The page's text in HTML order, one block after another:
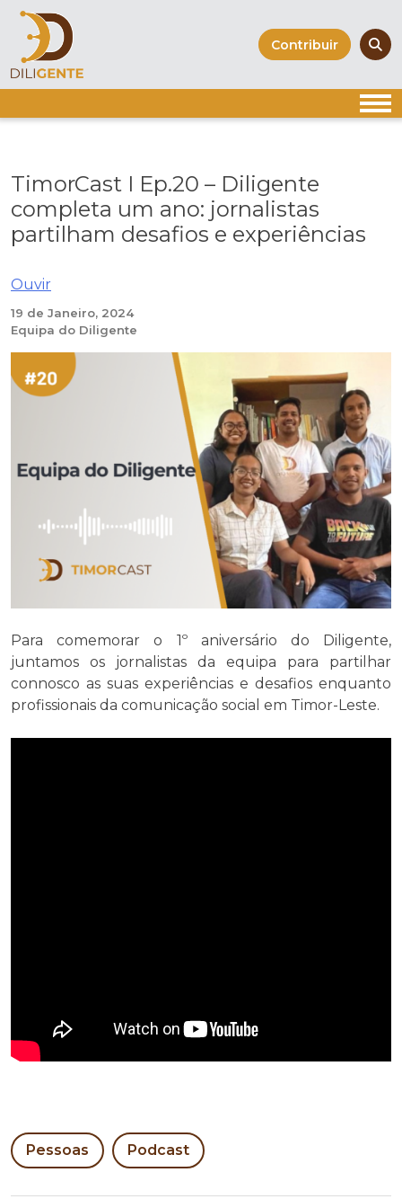
Skip
content
Contribuir
TimorCast I Ep.20 – Diligente
completa um ano: jornalistas
partilham desafios e experiências
Ouvir
19 de Janeiro, 2024
Equipa do Diligente
Para comemorar o 1º aniversário do Diligente,
juntamos os jornalistas da equipa para partilhar
connosco as suas experiências e desafios enquanto
profissionais da comunicação social em Timor-Leste.
Pessoas Podcast